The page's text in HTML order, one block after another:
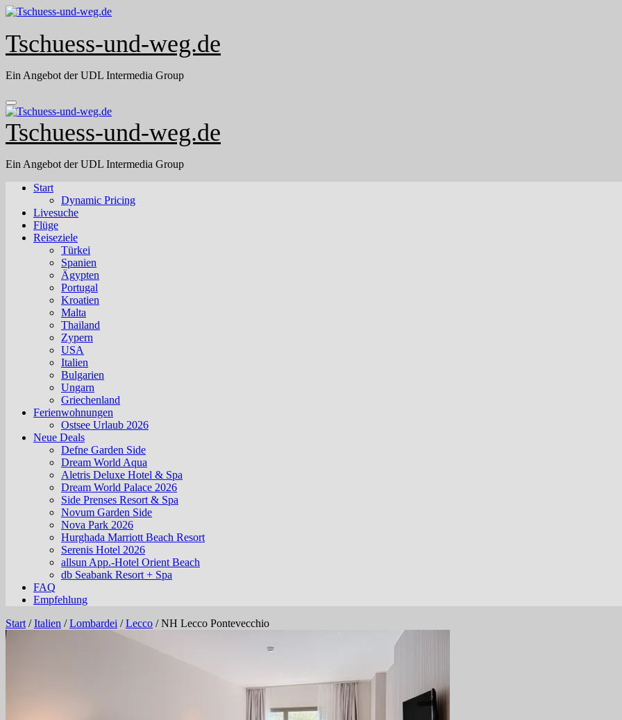
Skip
content
Tschuess-und-weg.de
Ein Angebot der UDL Intermedia Group
Tschuess-und-weg.de
Ein Angebot der UDL Intermedia Group
Start
Dynamic Pricing
Livesuche
Flüge
Reiseziele
Türkei
Spanien
Ägypten
Portugal
Kroatien
Malta
Thailand
Zypern
USA
Italien
Bulgarien
Ungarn
Griechenland
Ferienwohnungen
Ostsee Urlaub 2026
Neue Deals
Defne Garden Side
Dream World Aqua
Aletris Deluxe Hotel & Spa
Dream World Palace 2026
Side Prenses Resort & Spa
Novum Garden Side
Nova Park 2026
Hurghada Marriott Beach Resort
Serenis Hotel 2026
allsun App.-Hotel Orient Beach
db Seabank Resort + Spa
FAQ
Empfehlung
Start /Italien /Lombardei /Lecco /NH Lecco Pontevecchio